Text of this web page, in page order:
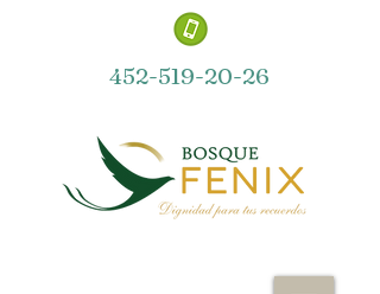
452-519-20-26